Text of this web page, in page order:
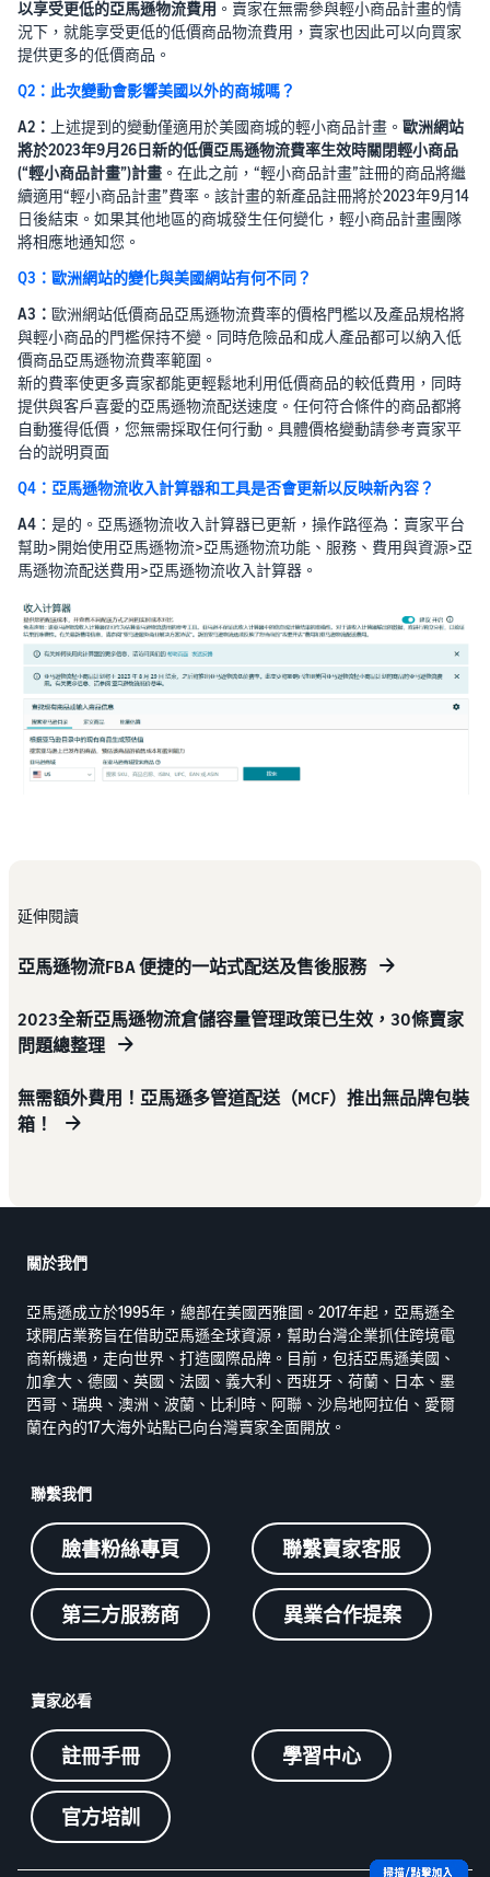
以享受更低的亞馬遜物流費用 。賣家在無需參與輕小商品計畫的情
況下，就能享受更低的低價商品物流費用，賣家也因此可以向買家
提供更多的低價商品。
Q2：此次變動會影響美國以外的商城嗎？
A2：
上述提到的變動僅適用於美國商城的輕小商品計畫。 歐洲網站
將於2023年9月26日新的低價亞馬遜物流費率生效時關閉輕小商品
(“輕小商品計畫”)計畫 。在此之前，“輕小商品計畫”註冊的商品將繼
續適用“輕小商品計畫”費率。該計畫的新產品註冊將於2023年9月14
日後結束。如果其他地區的商城發生任何變化，輕小商品計畫團隊
將相應地通知您。
Q3：歐洲網站的變化與美國網站有何不同？
A3： 歐洲網站低價商品亞馬遜物流費率的價格門檻以及產品規格將
與輕小商品的門檻保持不變。同時危險品和成人產品都可以納入低
價商品亞馬遜物流費率範圍。
新的費率使更多賣家都能更輕鬆地利用低價商品的較低費用，同時
提供與客戶喜愛的亞馬遜物流配送速度。任何符合條件的商品都將
自動獲得低價，您無需採取任何行動。具體價格變動請參考賣家平
台的説明頁面
Q4：亞馬遜物流收入計算器和工具是否會更新以反映新內容？
A4 ：是的。亞馬遜物流收入計算器已更新，操作路徑為：賣家平台
幫助>開始使用亞馬遜物流>亞馬遜物流功能、服務、費用與資源>亞
馬遜物流配送費用>亞馬遜物流收入計算器。
延伸閱讀
亞馬遜物流FBA 便捷的一站式配送及售後服務
2023全新亞馬遜物流倉儲容量管理政策已生效，30條賣家
問題總整理
無需額外費用！亞馬遜多管道配送（MCF）推出無品牌包裝
箱！
關於我們
亞馬遜成立於1995年，總部在美國西雅圖。2017年起，亞馬遜全
球開店業務旨在借助亞馬遜全球資源，幫助台灣企業抓住跨境電
商新機遇，走向世界、打造國際品牌。目前，包括亞馬遜美國、
加拿大、德國、英國、法國、義大利、西班牙、荷蘭、日本、墨
西哥、瑞典、澳洲、波蘭、比利時、阿聯、沙烏地阿拉伯、愛爾
蘭在內的17大海外站點已向台灣賣家全面開放。
聯繫我們
臉書粉絲專頁 聯繫賣家客服
第三方服務商 異業合作提案
賣家必看
註冊手冊 學習中心
官方培訓